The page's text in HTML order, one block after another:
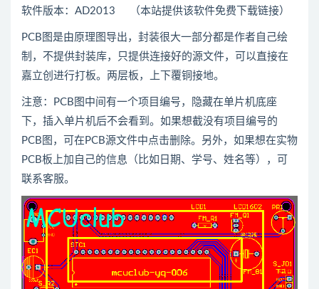
软件版本：AD2013 （本站提供该软件免费下载链接）
PCB图是由原理图导出，封装很大一部分都是作者自己绘
制，不提供封装库，只提供连接好的源文件，可以直接在
嘉立创进行打板。两层板，上下覆铜接地。
注意：PCB图中间有一个项目编号，隐藏在单片机底座
下，插入单片机后不会看到。如果想截没有项目编号的
PCB图，可在PCB源文件中点击删除。另外，如果想在实物
PCB板上加自己的信息（比如日期、学号、姓名等），可
联系客服。